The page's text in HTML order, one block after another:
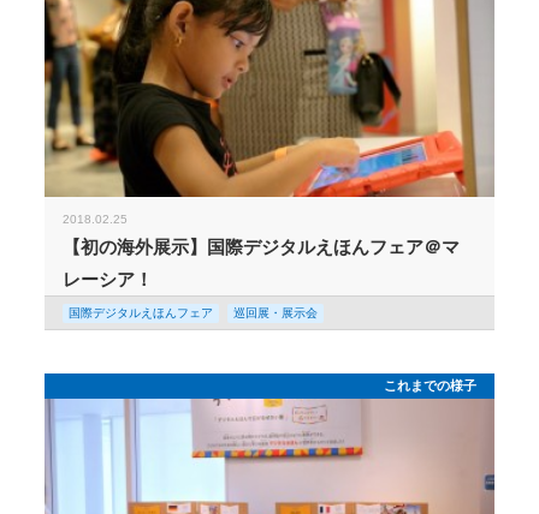
2018.02.25
【初の海外展示】国際デジタルえほんフェア＠マ
レーシア！
国際デジタルえほんフェア 巡回展・展示会
これまでの様子